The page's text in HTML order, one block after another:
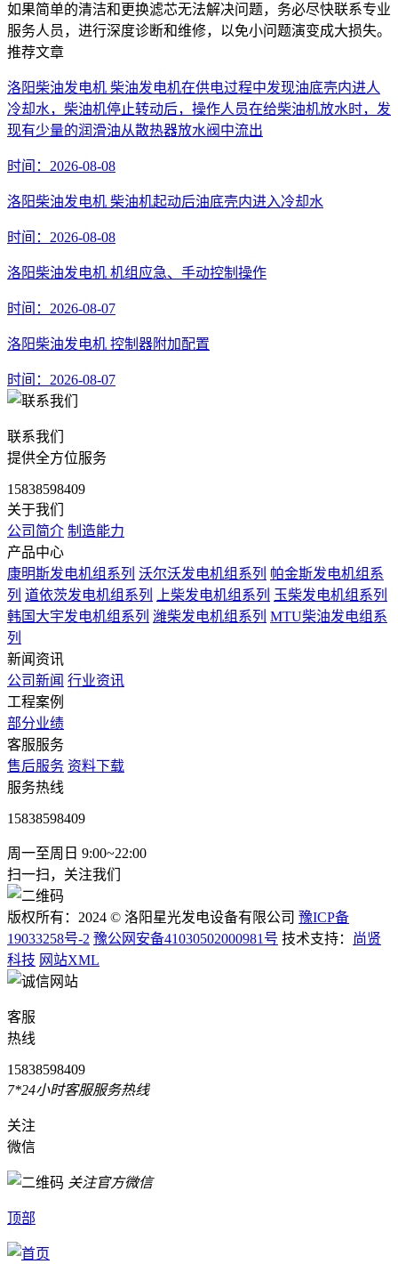
如果简单的清洁和更换滤芯无法解决问题，务必尽快联系专业
服务人员，进行深度诊断和维修，以免小问题演变成大损失。
推荐文章
洛阳柴油发电机 柴油发电机在供电过程中发现油底壳内进人
冷却水，柴油机停止转动后，操作人员在给柴油机放水时，发
现有少量的润滑油从散热器放水阀中流出
时间：2026-08-08
洛阳柴油发电机 柴油机起动后油底壳内进入冷却水
时间：2026-08-08
洛阳柴油发电机 机组应急、手动控制操作
时间：2026-08-07
洛阳柴油发电机 控制器附加配置
时间：2026-08-07
联系我们
提供全方位服务
15838598409
关于我们
公司简介 制造能力
产品中心
康明斯发电机组系列 沃尔沃发电机组系列 帕金斯发电机组系
列 道依茨发电机组系列 上柴发电机组系列 玉柴发电机组系列
韩国大宇发电机组系列 潍柴发电机组系列 MTU柴油发电组系
列
新闻资讯
公司新闻 行业资讯
工程案例
部分业绩
客服服务
售后服务 资料下载
服务热线
15838598409
周一至周日 9:00~22:00
扫一扫，关注我们
版权所有：2024 © 洛阳星光发电设备有限公司 豫ICP备
19033258号-2 豫公网安备41030502000981号 技术支持：
尚贤
科技 网站XML
客服
热线
15838598409
7*24小时客服服务热线
关注
微信
关注官方微信
顶部